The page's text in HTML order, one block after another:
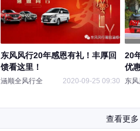
东风风行20年感恩有礼！丰厚回
馈看这里！
涵顺全风行全 2020-09-25 09:30
20
优
查看更多